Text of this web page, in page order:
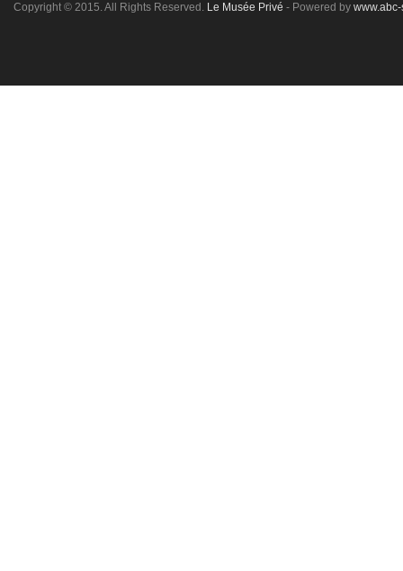
Copyright © 2015. All Rights Reserved. Le Musée Privé - Powered by